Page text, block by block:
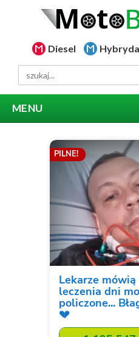
Diesel Hybryda
MENU